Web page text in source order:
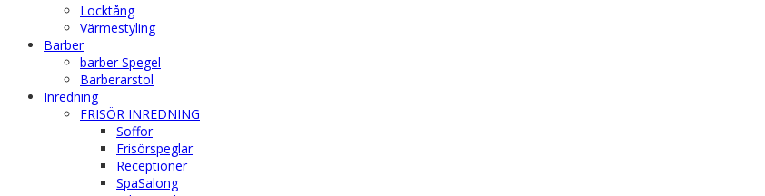
Locktång
Värmestyling
Barber
barber Spegel
Barberarstol
Inredning
FRISÖR INREDNING
Soffor
Frisörspeglar
Receptioner
SpaSalong